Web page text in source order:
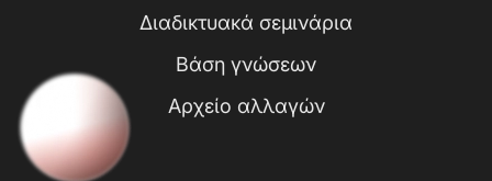
Διαδικτυακά σεμινάρια
Βάση γνώσεων
Αρχείο αλλαγών